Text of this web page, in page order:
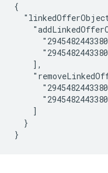
{
    ],
    ]
  }
}